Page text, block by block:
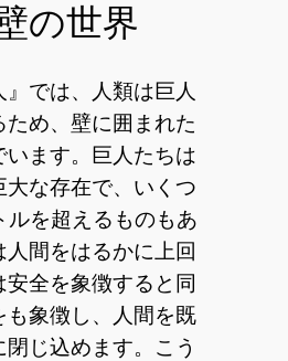
の世界
』では、人類は巨人
ため、壁に囲まれた
います。巨人たちは
大な存在で、いくつ
ルを超えるものもあ
人間をはるかに上回
安全を象徴すると同
も象徴し、人間を既
じ込めます。こう